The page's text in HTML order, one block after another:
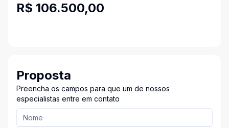
R$ 106.500,00
Proposta
Preencha os campos para que um de nossos
especialistas entre em contato